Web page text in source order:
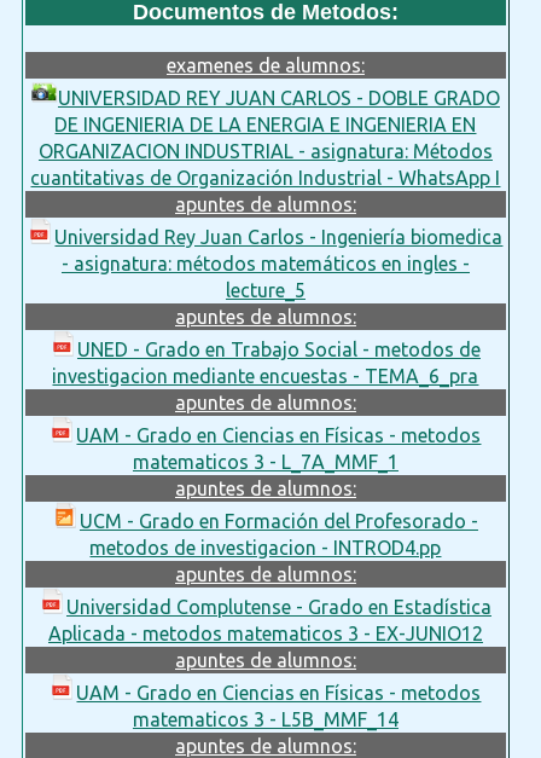
Documentos de Metodos:
examenes de alumnos:
UNIVERSIDAD REY JUAN CARLOS - DOBLE GRADO
DE INGENIERIA DE LA ENERGIA E INGENIERIA EN
ORGANIZACION INDUSTRIAL - asignatura: Métodos
cuantitativas de Organización Industrial - WhatsApp I
apuntes de alumnos:
Universidad Rey Juan Carlos - Ingeniería biomedica
- asignatura: métodos matemáticos en ingles -
lecture_5
apuntes de alumnos:
UNED - Grado en Trabajo Social - metodos de
investigacion mediante encuestas - TEMA_6_pra
apuntes de alumnos:
UAM - Grado en Ciencias en Físicas - metodos
matematicos 3 - L_7A_MMF_1
apuntes de alumnos:
UCM - Grado en Formación del Profesorado -
metodos de investigacion - INTROD4.pp
apuntes de alumnos:
Universidad Complutense - Grado en Estadística
Aplicada - metodos matematicos 3 - EX-JUNIO12
apuntes de alumnos:
UAM - Grado en Ciencias en Físicas - metodos
matematicos 3 - L5B_MMF_14
apuntes de alumnos: